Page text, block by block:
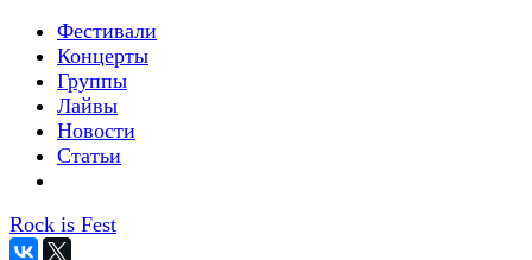
Фестивали
Концерты
Группы
Лайвы
Новости
Статьи
Rock is Fest